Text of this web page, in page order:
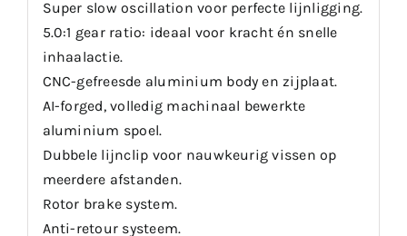
Super slow oscillation voor perfecte lijnligging.
5.0:1 gear ratio: ideaal voor kracht én snelle
inhaalactie.
CNC-gefreesde aluminium body en zijplaat.
AI-forged, volledig machinaal bewerkte
aluminium spoel.
Dubbele lijnclip voor nauwkeurig vissen op
meerdere afstanden.
Rotor brake system.
Anti-retour systeem.